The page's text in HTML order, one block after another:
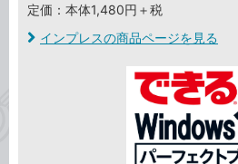
定価：本体1,480円＋税
インプレスの商品ページを見る